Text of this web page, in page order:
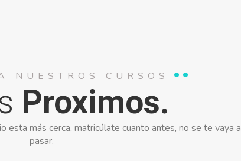
NUESTROS CURSOS
Proximos.
esta más cerca, matricúlate cuanto antes, no se te vaya a
pasar.